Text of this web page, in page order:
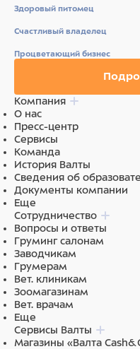
Здоровый питомец
Счастливый владелец
Процветающий бизнес
Компания
О нас
Пресс-центр
Сервисы
Команда
История Валты
Сведения об
Документы компании
Еще
Сотрудничество
Вопросы и ответы
Груминг салонам
Заводчикам
Грумерам
Вет. клиникам
Зоомагазинам
Вет. врачам
Еще
Сервисы Валты
Магазины «Валта